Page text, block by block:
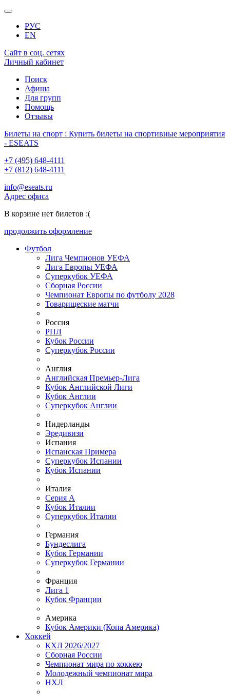
РУС
EN
Сайт в соц. сетях
Личный кабинет
Поиск
Афиша
Для групп
Помощь
Отзывы
Билеты на спорт : Купить билеты на спортивные мероприятия
- ESEATS
+7 (495) 648-4111
+7 (812) 648-4111
info@eseats.ru
Адрес офиса
В корзине нет билетов :(
продолжить оформление
Футбол
Лига Чемпионов УЕФА
Лига Европы УЕФА
Суперкубок УЕФА
Сборная России
Чемпионат Европы по футболу 2028
Товарищеские матчи
Россия
РПЛ
Кубок России
Суперкубок России
Англия
Английская Премьер-Лига
Кубок Английской Лиги
Кубок Англии
Суперкубок Англии
Нидерланды
Эредивизи
Испания
Испанская Примера
Суперкубок Испании
Кубок Испании
Италия
Серия А
Кубок Италии
Суперкубок Италии
Германия
Бундеслига
Кубок Германии
Суперкубок Германии
Франция
Лига 1
Кубок Франции
Америка
Кубок Америки (Копа Америка)
Хоккей
КХЛ 2026/2027
Сборная России
Чемпионат мира по хоккею
Молодежный чемпионат мира
НХЛ